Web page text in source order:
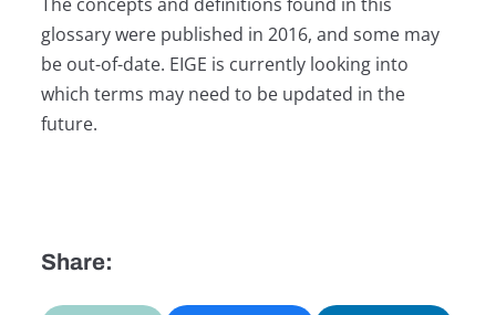
glossary were published in 2016, and some may
be out-of-date. EIGE is currently looking into
which terms may need to be updated in the
future.
Share: